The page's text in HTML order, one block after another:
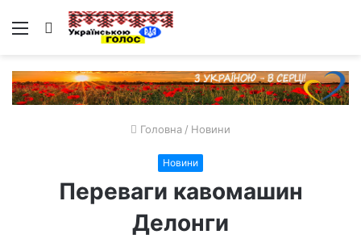
Меню Пошук
Головна / Новини
Новини
Переваги кавомашин
Делонги